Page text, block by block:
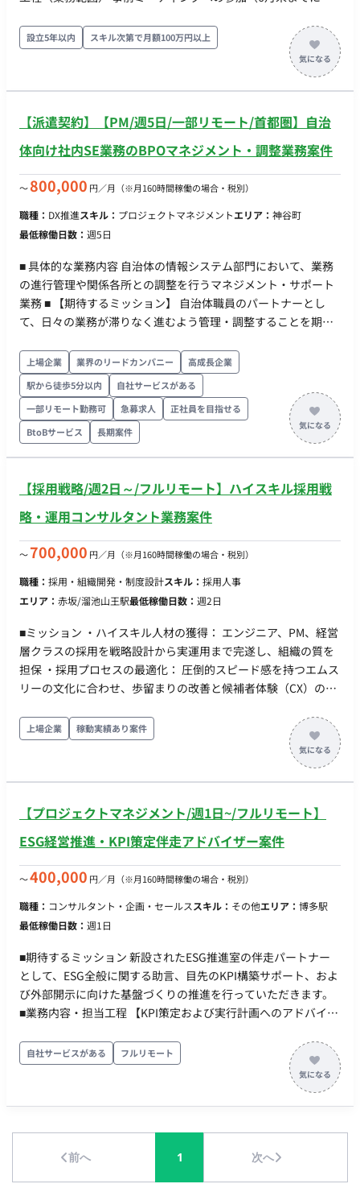
12名程度を担当、3ヶ月間で計2〜3回の面談を実施） 毎月の面
談実施後の「面談報告書」の作成・提出 9月の面談終了後の
コンサルタントによる稼働を想定（※スキルや対応可能案件数
れ 6月末まで：事前ミーティング（内容説明・グループ型）の
実施 7月〜9月：1on1面談の実施（月に1回程度、30分/回。2日
後の総括報告 ■開発環境 言語：なし FW：なし DB：なし インフ
は確認中）、報告書作成ツール（Office系等、詳細は確認中） ■
開発フェーズと予定 契約・稼働期間：2026年6月末（事前
2026年7月・8月・9月の3ヶ月間 ■案件の魅力（会社について・
サービスについて） 大手IT企業の幹部層（部課長以上）に対す
るシニアキャリアコンサルティングという、非常に市場価値・
社会的意義の高い案件に携わることができます。 ■リモート稼
働について 稼働実績有無：確認中（面談自体はリモート想定）
リモート稼働可能頻度（週に●回）：フルリモート想定
（100%） 移行可能時期：初月からフルリモート想定 ■働き方
時短やフレックス可否：可（月10時間程度の極小稼働、面談ス
ケジュールに合わせて柔軟に調整可能） 土日稼働可否・夜間稼
働可否：確認中（対象者が部課長クラスのため、平日の日中が
メインと推測されますが、調整可能か要確認） 週4以下稼働可
否：可（週1日未満、月10時間程度）
設立5年以内 スキル次第で月額100万円以上
【派遣契約】【PM/週5日/一部リモート/首都圏】自治
体向け社内SE業務のBPOマネジメント・調整業務案件
〜800,000 円／月 （※月160時間稼働の場合・税別）
職種： DX推進スキル： プロジェクトマネジメントエリア： 神谷町
最低稼働日数： 週5日
■ 具体的な業務内容 自治体の情報システム部門において、業務
の進行管理や関係各所との調整を行うマネジメント・サポート
業務 ■ 【期待するミッション】 自治体職員のパートナーとし
て、日々の業務が滞りなく進むよう管理・調整することを期待
にタスクを依頼し、円滑なコミュニケーションを支える役割を
担っていただきます。 ■ 【業務内容・担当工程】 【進捗管理・
調整】 日々の業務進捗の把握、スケジュール管理、および自治
体担当者との定例調整 【ベンダー・関係各所との窓口】 システ
ム保守ベンダー等への依頼、問い合わせ対応、および連絡調整
時間以上のため、社会保険加入必須） ・ 稼働量：週5日 稼働曜
日：月〜金 稼働時間：案件による（実働8時間程度） ・ 働き
方：一部リモート ※エリア：首都圏（案件先による） ※キャッ
チアップ期間は出社、その後は週1回程度の出社を想定 ・交通
費：支給 ・時給：4,000円〜 ※スキル・経験によって考慮しま
す ・契約期間：長期 ・募集人数：複数名 ・その他 月末締め、
25日支払い
上場企業 業界のリードカンパニー
高成長企業
駅から徒歩5分以内
自社サービスがある
一部リモート勤務可
急募求人
正社員を目指せる
BtoBサービス
長期案件
【採用戦略/週2日～/フルリモート】ハイスキル採用戦
略・運用コンサルタント業務案件
〜700,000 円／月 （※月160時間稼働の場合・税別）
職種： 採用・組織開発・制度設計スキル： 採用人事
エリア： 赤坂/溜池山王駅最低稼働日数： 週2日
■ミッション ・ハイスキル人材の獲得： エンジニア、PM、経営
層クラスの採用を戦略設計から実運用まで完遂し、組織の質を
担保 ・採用プロセスの最適化： 圧倒的スピード感を持つエムス
リーの文化に合わせ、歩留まりの改善と候補者体験（CX）の向
ントとのリレーションを強化し、質の高い母集団形成 ■担当工
程（業務範囲） ・採用ターゲットの定義・ペルソナ策定 ・採用
チャネル（エージェント、ダイレクトリクルーティング、リフ
ァラル）の選定・運用 ・カジュアル面談の実施、および面接官
ロージング施策立案・実行 ・採用数値（KPI）の管理・分析と
改善提案 ■チーム体制 部門長および事業責任者と直結した、意
く、自ら課題を見つけて解決する自走型の組織。 ■稼働につい
上場企業 稼動実績あり案件
【プロジェクトマネジメント/週1日~/フルリモート】
ESG経営推進・KPI策定伴走アドバイザー案件
〜400,000 円／月 （※月160時間稼働の場合・税別）
職種： コンサルタント・企画・セールススキル： その他エリア： 博多駅
最低稼働日数： 週1日
■期待するミッション 新設されたESG推進室の伴走パートナー
として、ESG全般に関する助言、目先のKPI構築サポート、およ
び外部開示に向けた基盤づくりの推進を行っていただきます。
■業務内容・担当工程 【KPI策定および実行計画へのアドバイ
向けた実行プロセスへの助言 【アドバイザリー・壁打ち】 ・定
例ミーティング（平日日中・週1回程度）への参加 ・社内で作
成した検討資料等の事前確認およびフィードバック・助言 担当
工程：要件定義・設計 ■チーム体制 ・ESG推進室（総務部門兼
グ・アドバイザリー業務）となります。 ・コミュニケーション
ツール：オンライン会議ツール、メール等 ■働き方 ・稼働量：
自社サービスがある フルリモート
前へ 1 次へ